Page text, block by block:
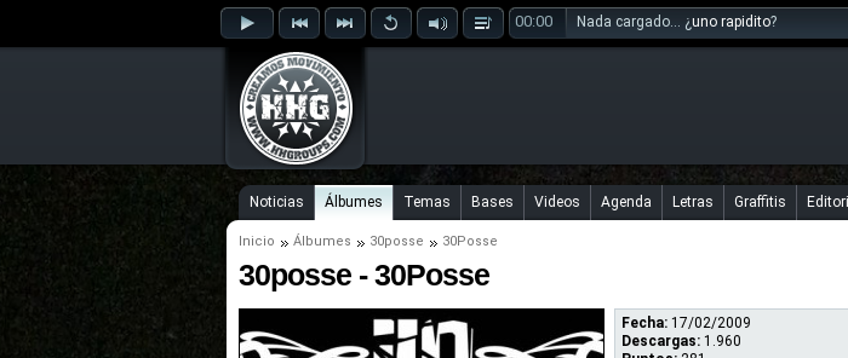
00:00 Nada cargado... ¿uno rapidito?
Noticias Álbumes Temas Bases Videos Agenda Letras Graffitis
Inicio Álbumes 30posse 30Posse
30posse - 30Posse
Fecha: 17/02/2009
Descargas: 1.960